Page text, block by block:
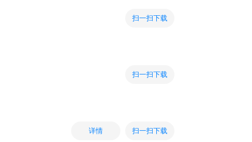
扫一扫下载
扫一扫下载
详情 扫一扫下载